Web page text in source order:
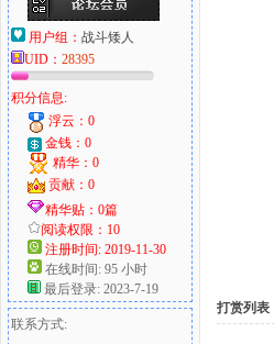
爱
用户组： 战斗矮人
UID： 28395
积分信息:
浮云：0
金钱：0
精华：0
贡献：0
精华贴：0篇
阅读权限：10
注册时间: 2019-11-30
在线时间: 95 小时
最后登录: 2023-7-19
联系方式:
打赏列表